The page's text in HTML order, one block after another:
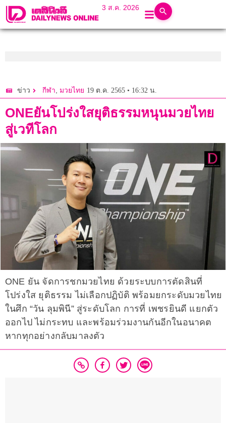
3 ส.ค. 2026
ข่าว กีฬา, มวยไทย 19 ต.ค. 2565 • 16:32 น.
ONEยันโปร่งใสยุติธรรมหนุนมวยไทย
สู่เวทีโลก
ONE ยัน จัดการชกมวยไทย ด้วยระบบการตัดสินที่
โปร่งใส ยุติธรรม ไม่เลือกปฏิบัติ พร้อมยกระดับมวยไทย
ในศึก “วัน ลุมพินี” สู่ระดับโลก การที่ เพชรยินดี แยกตัว
ออกไป ไม่กระทบ และพร้อมร่วมงานกันอีกในอนาคต
หากทุกอย่างกลับมาลงตัว